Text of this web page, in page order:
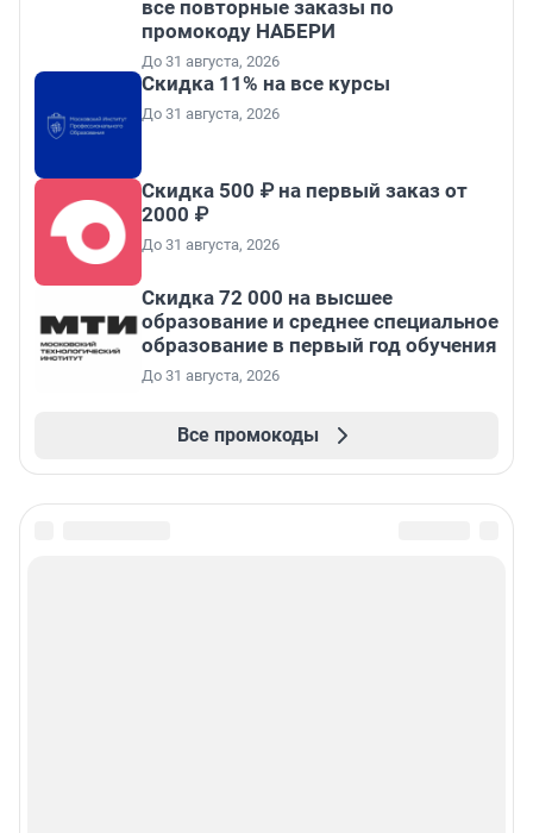
все повторные заказы по
промокоду НАБЕРИ
До 31 августа, 2026
Скидка 11% на все курсы
До 31 августа, 2026
Скидка 500 ₽ на первый заказ от
2000 ₽
До 31 августа, 2026
Скидка 72 000 на высшее
образование и среднее специальное
образование в первый год обучения
До 31 августа, 2026
Все промокоды